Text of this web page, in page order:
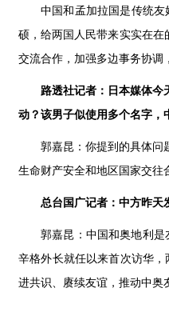
中国和孟加拉国是传统
硕，给两国人民带来实实在在
交流合作，加强多边事务协调
路透社记者：日本媒体今
动？该男子似使用多个名字，
郭嘉昆：你提到的具体问
生命财产安全和地区国家交往
总台国广记者：中方昨天
郭嘉昆：中国和奥地利
辛格外长就任以来首次访华
进共识、赓续友谊，推动中奥